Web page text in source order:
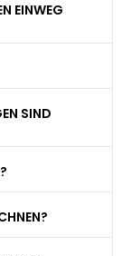
EINWEG
SIND